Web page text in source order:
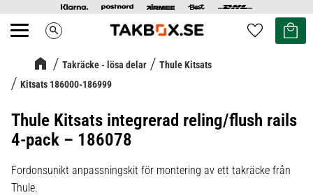
Meny search Favoriter
Kundvagn
Takräcke - lösa delar
Thule Kitsats
Kitsats 186000-186999
Thule Kitsats integrerad reling/flush rails
4-pack – 186078
Fordonsunikt anpassningskit för montering av ett takräcke från
Thule.